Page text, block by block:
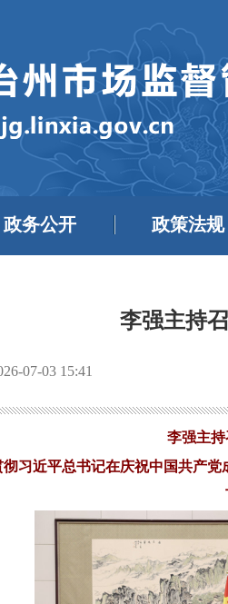
政务公开 政策法规
李强主持
07-03 15:41
李强主
彻习近平总书记在庆祝中国共产